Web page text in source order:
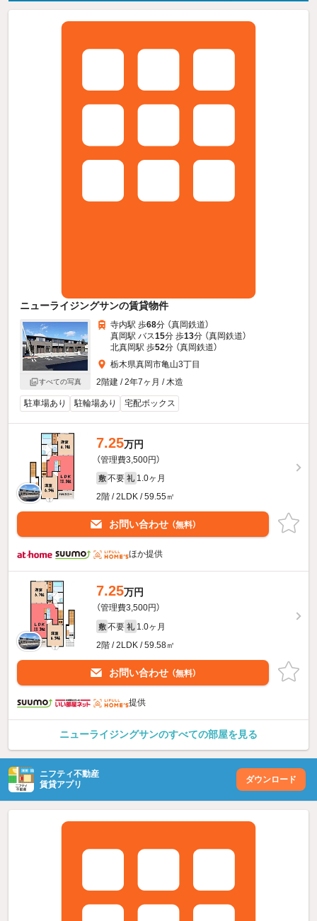
ニューライジングサンの賃貸物件
すべての写真
寺内駅 歩68分 （真岡鉄道）
真岡駅 バス15分 歩13分 （真岡鉄道）
北真岡駅 歩52分 （真岡鉄道）
栃木県真岡市亀山3丁目
2階建 / 2年7ヶ月 / 木造
駐車場あり 駐輪場あり 宅配ボックス
7.25万円
（管理費3,500円）
敷 不要 礼 1.0ヶ月
2階 / 2LDK / 59.55㎡
お問い合わせ （無料）
ほか提供
7.25万円
（管理費3,500円）
敷 不要 礼 1.0ヶ月
2階 / 2LDK / 59.58㎡
お問い合わせ （無料）
提供
ニューライジングサンのすべての部屋を見る
ニフティ不動産
賃貸アプリ
ダウンロード